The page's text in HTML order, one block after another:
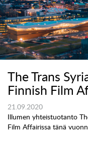
The Trans
Finnish Film
21.09.2020
Illumen yhteistuotanto
Film Affairissa tänä